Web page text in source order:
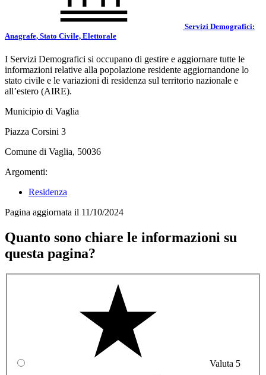
Servizi Demografici:
Anagrafe, Stato Civile, Elettorale
I Servizi Demografici si occupano di gestire e aggiornare tutte le
informazioni relative alla popolazione residente aggiornandone lo
stato civile e le variazioni di residenza sul territorio nazionale e
all’estero (AIRE).
Municipio di Vaglia
Piazza Corsini 3
Comune di Vaglia, 50036
Argomenti:
Residenza
Pagina aggiornata il 11/10/2024
Quanto sono chiare le informazioni su
questa pagina?
Valuta 5